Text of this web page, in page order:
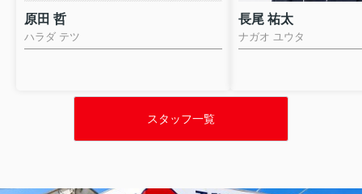
原田 哲
ハラダ テツ
長尾 祐太
ナガオ ユウタ
スタッフ一覧